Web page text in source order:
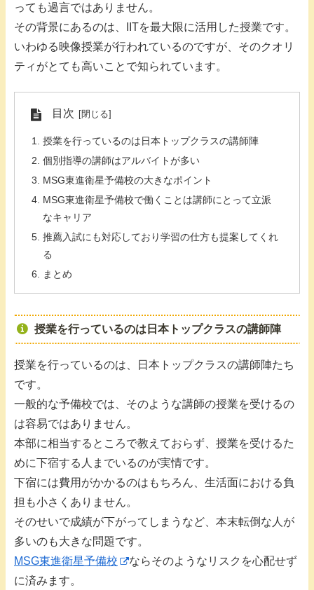
っても過言ではありません。
その背景にあるのは、IITを最大限に活用した授業です。
いわゆる映像授業が行われているのですが、そのクオリ
ティがとても高いことで知られています。
目次
授業を行っているのは日本トップクラスの講師陣
個別指導の講師はアルバイトが多い
MSG東進衛星予備校の大きなポイント
MSG東進衛星予備校で働くことは講師にとって立派
なキャリア
推薦入試にも対応しており学習の仕方も提案してくれ
る
まとめ
授業を行っているのは日本トップクラスの講師陣
授業を行っているのは、日本トップクラスの講師陣たち
です。
一般的な予備校では、そのような講師の授業を受けるの
は容易ではありません。
本部に相当するところで教えておらず、授業を受けるた
めに下宿する人までいるのが実情です。
下宿には費用がかかるのはもちろん、生活面における負
担も小さくありません。
そのせいで成績が下がってしまうなど、本末転倒な人が
多いのも大きな問題です。
MSG東進衛星予備校
ならそのようなリスクを心配せず
に済みます。